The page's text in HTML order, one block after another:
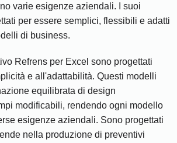
varie esigenze aziendali. I suoi
per essere semplici, flessibili e adatti
di business.
Refrens per Excel sono progettati
e all'adattabilità. Questi modelli
equilibrata di design
modificabili, rendendo ogni modello
esigenze aziendali. Sono progettati
nella produzione di preventivi